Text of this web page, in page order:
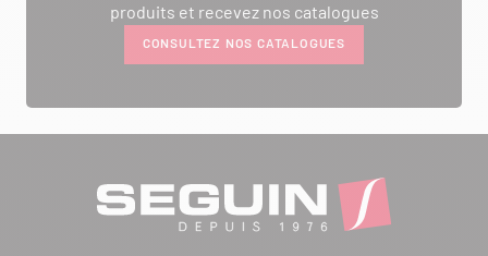
produits et recevez nos catalogues
CONSULTEZ NOS CATALOGUES